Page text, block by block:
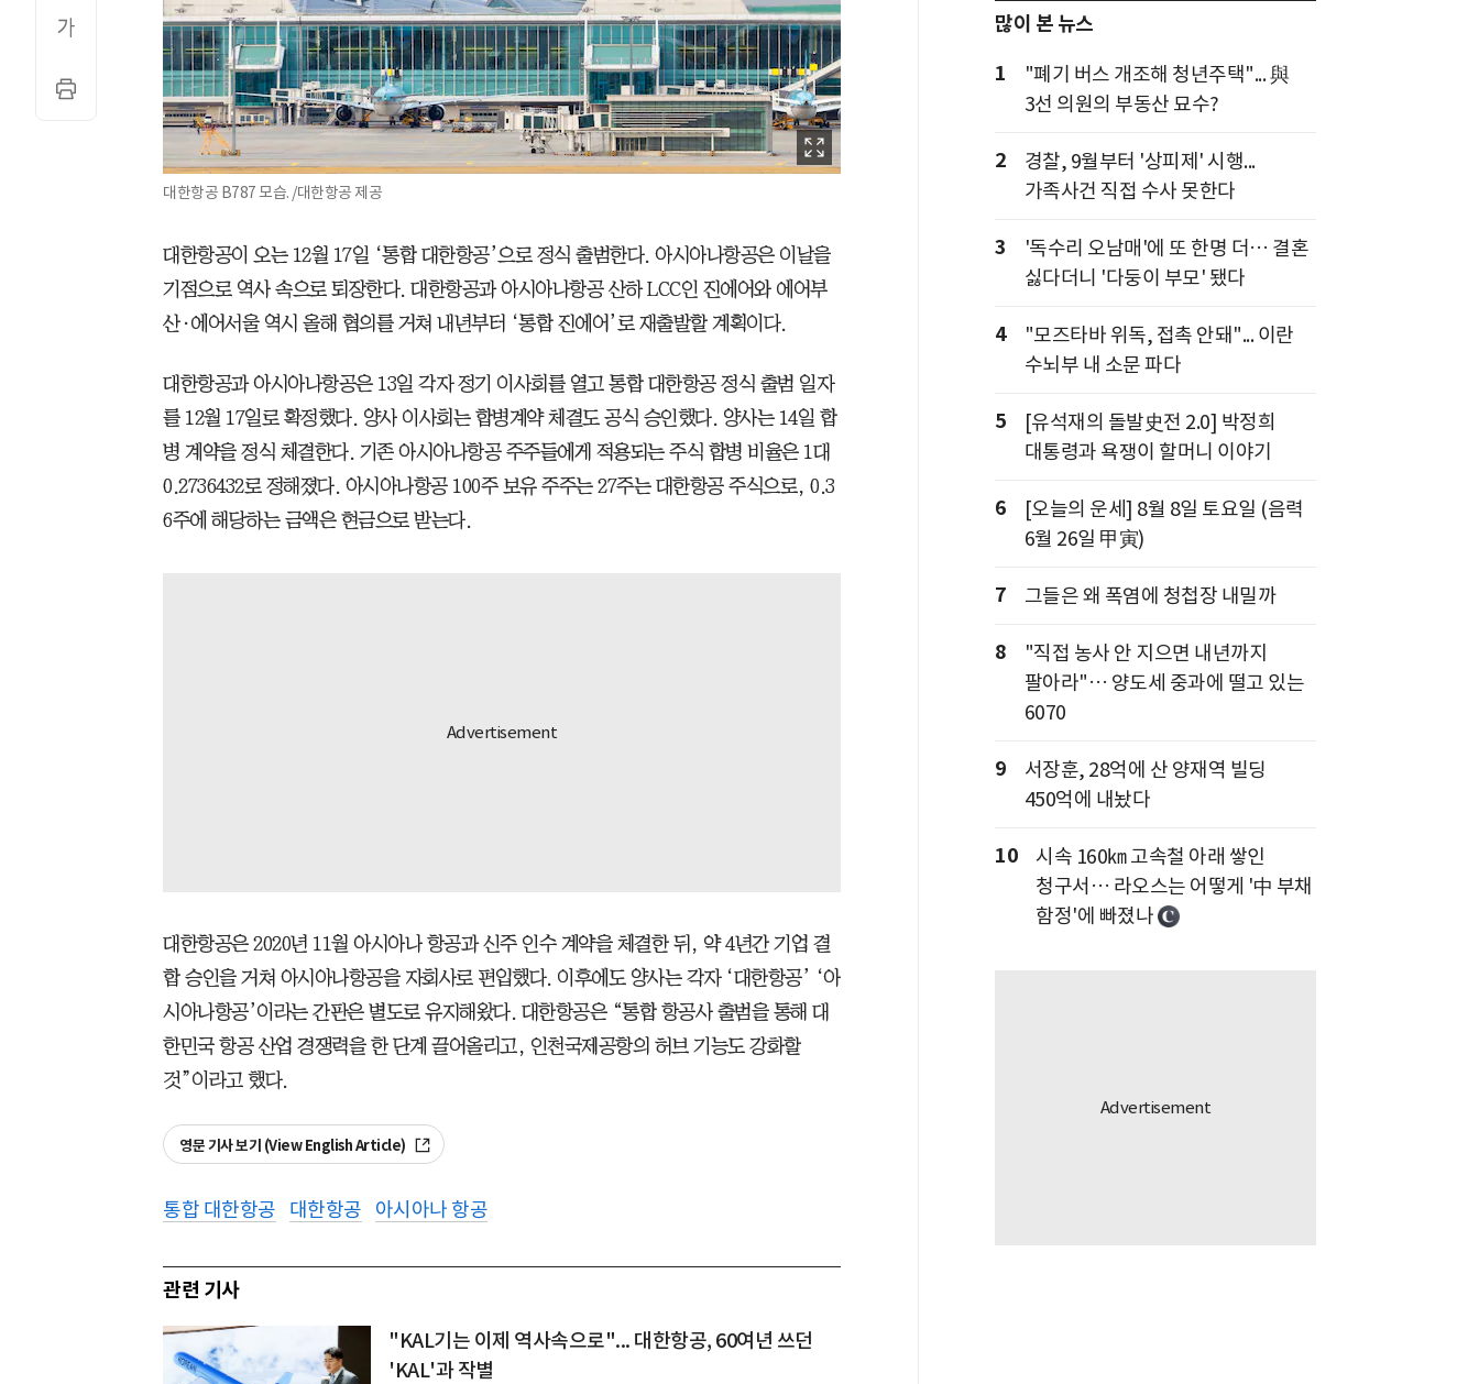
대한항공 B787 모습. /대한항공 제공
대한항공이 오는 12월 17일 ‘통합 대한항공’으로 정식 출범한다. 아시아나항공은 이날을
기점으로 역사 속으로 퇴장한다. 대한항공과 아시아나항공 산하 LCC인 진에어와 에어부
산·에어서울 역시 올해 협의를 거쳐 내년부터 ‘통합 진에어’로 재출발할 계획이다.
대한항공과 아시아나항공은 13일 각자 정기 이사회를 열고 통합 대한항공 정식 출범 일자
를 12월 17일로 확정했다. 양사 이사회는 합병계약 체결도 공식 승인했다. 양사는 14일 합
병 계약을 정식 체결한다. 기존 아시아나항공 주주들에게 적용되는 주식 합병 비율은 1대
0.2736432로 정해졌다. 아시아나항공 100주 보유 주주는 27주는 대한항공 주식으로, 0.3
6주에 해당하는 금액은 현금으로 받는다.
대한항공은 2020년 11월 아시아나 항공과 신주 인수 계약을 체결한 뒤, 약 4년간 기업 결
합 승인을 거쳐 아시아나항공을 자회사로 편입했다. 이후에도 양사는 각자 ‘대한항공’ ‘아
시아나항공’이라는 간판은 별도로 유지해왔다. 대한항공은 “통합 항공사 출범을 통해 대
한민국 항공 산업 경쟁력을 한 단계 끌어올리고, 인천국제공항의 허브 기능도 강화할
것”이라고 했다.
영문 기사 보기 (View English Article)
통합 대한항공 대한항공 아시아나 항공
관련 기사
"KAL기는 이제 역사속으로"... 대한항공, 60여년 쓰던
'KAL'과 작별
많이 본 뉴스
1
"폐기 버스 개조해 청년주택"... 與
3선 의원의 부동산 묘수?
2
경찰, 9월부터 '상피제' 시행...
가족사건 직접 수사 못한다
3
'독수리 오남매'에 또 한명 더… 결혼
싫다더니 '다둥이 부모' 됐다
4
"모즈타바 위독, 접촉 안돼"... 이란
수뇌부 내 소문 파다
5
[유석재의 돌발史전 2.0] 박정희
대통령과 욕쟁이 할머니 이야기
6
[오늘의 운세] 8월 8일 토요일 (음력
6월 26일 甲寅)
7 그들은 왜 폭염에 청첩장 내밀까
8
"직접 농사 안 지으면 내년까지
팔아라"… 양도세 중과에 떨고 있는
6070
9
서장훈, 28억에 산 양재역 빌딩
450억에 내놨다
10
시속 160㎞ 고속철 아래 쌓인
청구서… 라오스는 어떻게 '中 부채
함정'에 빠졌나